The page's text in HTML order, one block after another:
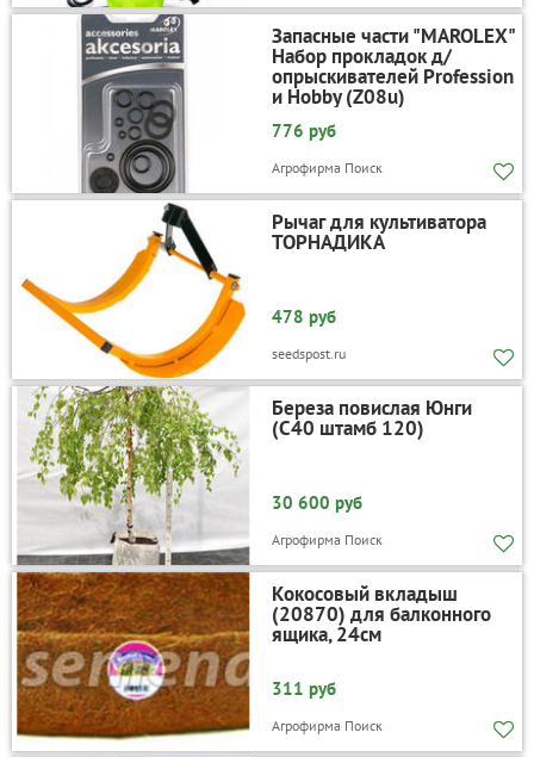
Запасные части "MAROLEX"
Набор прокладок д/
опрыскивателей Profession
и Hobby (Z08u)
776 руб
Агрофирма Поиск
Рычаг для культиватора
ТОРНАДИКА
478 руб
seedspost.ru
Береза повислая Юнги
(С40 штамб 120)
30 600 руб
Агрофирма Поиск
Кокосовый вкладыш
(20870) для балконного
ящика, 24см
311 руб
Агрофирма Поиск